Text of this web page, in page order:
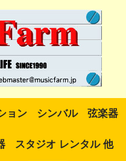
ョン シンバル 弦楽器
スタジオ レンタル 他